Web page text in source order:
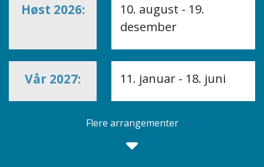
Høst 2026:
10. august - 19.
desember
Vår 2027: 11. januar - 18. juni
Flere arrangementer